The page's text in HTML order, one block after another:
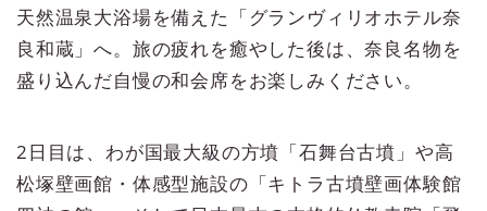
天然温泉大浴場を備えた「グランヴィリオホテル奈
良和蔵」へ。旅の疲れを癒やした後は、奈良名物を
盛り込んだ自慢の和会席をお楽しみください。
2日目は、わが国最大級の方墳「石舞台古墳」や高
松塚壁画館・体感型施設の「キトラ古墳壁画体験館